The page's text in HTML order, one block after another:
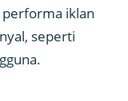
performa iklan
seperti